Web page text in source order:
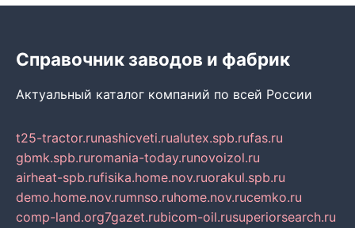
Справочник заводов и фабрик
Актуальный каталог компаний по всей России
t25-tractor.runashicveti.rualutex.spb.rufas.ru
gbmk.spb.ruromania-today.runovoizol.ru
airheat-spb.rufisika.home.nov.ruorakul.spb.ru
demo.home.nov.rumnso.ruhome.nov.rucemko.ru
comp-land.org7gazet.rubicom-oil.rusuperiorsearch.ru